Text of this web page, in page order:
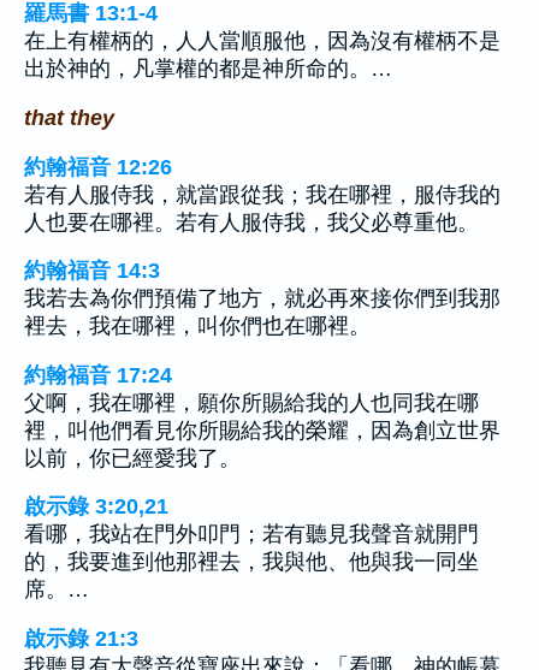
羅馬書 13:1-4
在上有權柄的，人人當順服他，因為沒有權柄不是
出於神的，凡掌權的都是神所命的。…
that they
約翰福音 12:26
若有人服侍我，就當跟從我；我在哪裡，服侍我的
人也要在哪裡。若有人服侍我，我父必尊重他。
約翰福音 14:3
我若去為你們預備了地方，就必再來接你們到我那
裡去，我在哪裡，叫你們也在哪裡。
約翰福音 17:24
父啊，我在哪裡，願你所賜給我的人也同我在哪
裡，叫他們看見你所賜給我的榮耀，因為創立世界
以前，你已經愛我了。
啟示錄 3:20,21
看哪，我站在門外叩門；若有聽見我聲音就開門
的，我要進到他那裡去，我與他、他與我一同坐
席。…
啟示錄 21:3